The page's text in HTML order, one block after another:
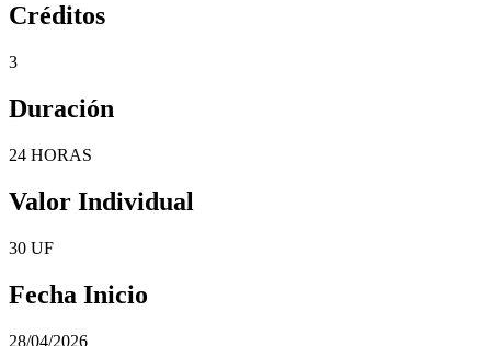
Créditos
3
Duración
24 HORAS
Valor Individual
30 UF
Fecha Inicio
28/04/2026